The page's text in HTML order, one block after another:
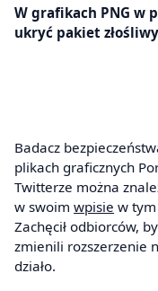
W grafikach PNG w
ukryć pakiet
Badacz
plikach graficznych
Twitterze można
w swoim wpisie w tym
Zachęcił odbiorców,
zmienili rozszerzenie
działo.